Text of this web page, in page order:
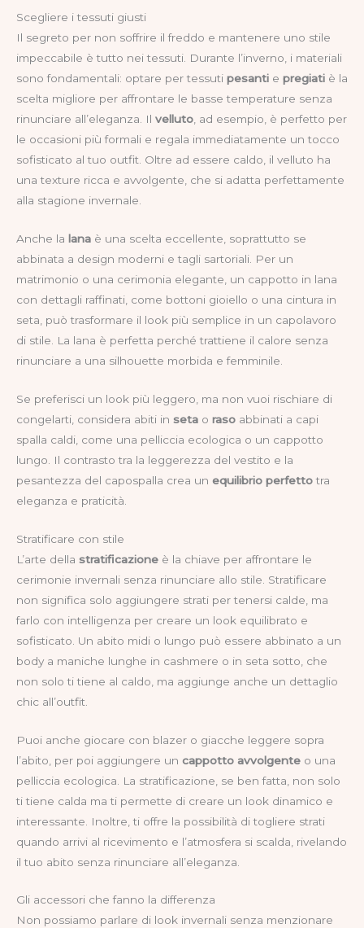
Scegliere i tessuti giusti
Il segreto per non soffrire il freddo e mantenere uno stile
impeccabile è tutto nei tessuti. Durante l’inverno, i materiali
sono fondamentali: optare per tessuti pesanti e pregiati è la
scelta migliore per affrontare le basse temperature senza
rinunciare all’eleganza. Il velluto , ad esempio, è perfetto per
le occasioni più formali e regala immediatamente un tocco
sofisticato al tuo outfit. Oltre ad essere caldo, il velluto ha
una texture ricca e avvolgente, che si adatta perfettamente
alla stagione invernale.
Anche la lana è una scelta eccellente, soprattutto se
abbinata a design moderni e tagli sartoriali. Per un
matrimonio o una cerimonia elegante, un cappotto in lana
con dettagli raffinati, come bottoni gioiello o una cintura in
seta, può trasformare il look più semplice in un capolavoro
di stile. La lana è perfetta perché trattiene il calore senza
rinunciare a una silhouette morbida e femminile.
Se preferisci un look più leggero, ma non vuoi rischiare di
congelarti, considera abiti in seta o raso abbinati a capi
spalla caldi, come una pelliccia ecologica o un cappotto
lungo. Il contrasto tra la leggerezza del vestito e la
pesantezza del capospalla crea un equilibrio perfettotra
eleganza e praticità.
Stratificare con stile
L’arte della stratificazione è la chiave per affrontare le
cerimonie invernali senza rinunciare allo stile. Stratificare
non significa solo aggiungere strati per tenersi calde, ma
farlo con intelligenza per creare un look equilibrato e
sofisticato. Un abito midi o lungo può essere abbinato a un
body a maniche lunghe in cashmere o in seta sotto, che
non solo ti tiene al caldo, ma aggiunge anche un dettaglio
chic all’outfit.
Puoi anche giocare con blazer o giacche leggere sopra
l’abito, per poi aggiungere un cappotto avvolgente o una
pelliccia ecologica. La stratificazione, se ben fatta, non solo
ti tiene calda ma ti permette di creare un look dinamico e
interessante. Inoltre, ti offre la possibilità di togliere strati
quando arrivi al ricevimento e l’atmosfera si scalda, rivelando
il tuo abito senza rinunciare all’eleganza.
Gli accessori che fanno la differenza
Non possiamo parlare di look invernali senza menzionare